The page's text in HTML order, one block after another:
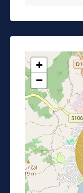
+
−